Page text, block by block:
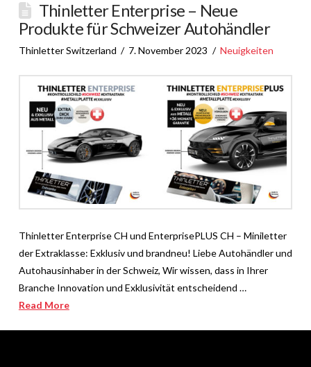
Thinletter Enterprise – Neue
Produkte für Schweizer Autohändler
Thinletter Switzerland 7. November 2023 Neuigkeiten
Thinletter Enterprise CH und EnterprisePLUS CH – Miniletter
der Extraklasse: Exklusiv und brandneu! Liebe Autohändler und
Autohausinhaber in der Schweiz, Wir wissen, dass in Ihrer
Branche Innovation und Exklusivität entscheidend …
Read More